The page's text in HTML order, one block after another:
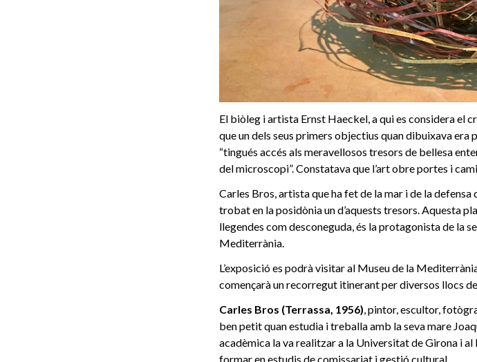
El biòleg i artista Ernst Haeckel, a qui es considera el
que un dels seus primers objectius quan dibuixava era
“tingués accés als meravellosos tresors de bellesa
del microscopi”. Constatava que l’art obre portes i
Carles Bros, artista que ha fet de la mar i de la
trobat en la posidònia un d’aquests tresors. Aquesta
llegendes com desconeguda, és la protagonista de la
Mediterrània.
L’exposició es podrà visitar al Museu de la
començarà un recorregut itinerant per diversos llocs
Carles Bros (Terrassa, 1956) , pintor, escultor,
ben petit quan estudia i treballa amb la seva mare
acadèmica la va realitzar a la Universitat de Girona i
formar en estudis de comissariat i gestió cultural.